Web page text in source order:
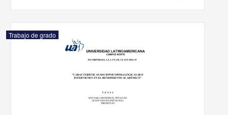
Trabajo de grado